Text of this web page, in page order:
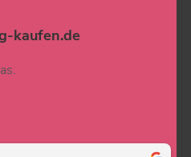
kaufen.de